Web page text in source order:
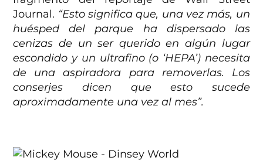
Journal. “Esto significa que, una vez más, un
huésped del parque ha dispersado las
cenizas de un ser querido en algún lugar
escondido y un ultrafino (o ‘HEPA’) necesita
de una aspiradora para removerlas. Los
conserjes dicen que esto sucede
aproximadamente una vez al mes”.